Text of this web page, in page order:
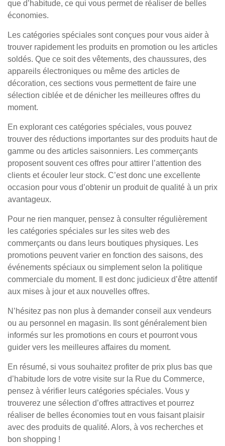
que d’habitude, ce qui vous permet de réaliser de belles
économies.
Les catégories spéciales sont conçues pour vous aider à
trouver rapidement les produits en promotion ou les articles
soldés. Que ce soit des vêtements, des chaussures, des
appareils électroniques ou même des articles de
décoration, ces sections vous permettent de faire une
sélection ciblée et de dénicher les meilleures offres du
moment.
En explorant ces catégories spéciales, vous pouvez
trouver des réductions importantes sur des produits haut de
gamme ou des articles saisonniers. Les commerçants
proposent souvent ces offres pour attirer l’attention des
clients et écouler leur stock. C’est donc une excellente
occasion pour vous d’obtenir un produit de qualité à un prix
avantageux.
Pour ne rien manquer, pensez à consulter régulièrement
les catégories spéciales sur les sites web des
commerçants ou dans leurs boutiques physiques. Les
promotions peuvent varier en fonction des saisons, des
événements spéciaux ou simplement selon la politique
commerciale du moment. Il est donc judicieux d’être attentif
aux mises à jour et aux nouvelles offres.
N’hésitez pas non plus à demander conseil aux vendeurs
ou au personnel en magasin. Ils sont généralement bien
informés sur les promotions en cours et pourront vous
guider vers les meilleures affaires du moment.
En résumé, si vous souhaitez profiter de prix plus bas que
d’habitude lors de votre visite sur la Rue du Commerce,
pensez à vérifier leurs catégories spéciales. Vous y
trouverez une sélection d’offres attractives et pourrez
réaliser de belles économies tout en vous faisant plaisir
avec des produits de qualité. Alors, à vos recherches et
bon shopping !